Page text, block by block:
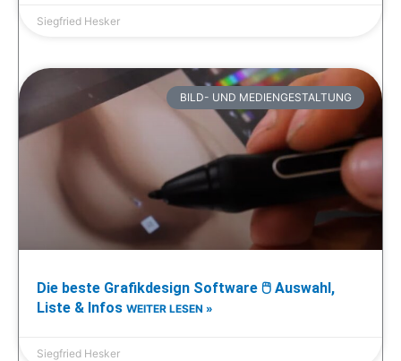
Siegfried Hesker
BILD- UND MEDIENGESTALTUNG
Die beste Grafikdesign Software 🖱️ Auswahl,
Liste & Infos WEITER LESEN »
Siegfried Hesker